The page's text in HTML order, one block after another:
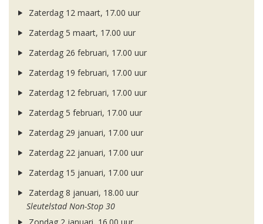
Zaterdag 12 maart, 17.00 uur
Zaterdag 5 maart, 17.00 uur
Zaterdag 26 februari, 17.00 uur
Zaterdag 19 februari, 17.00 uur
Zaterdag 12 februari, 17.00 uur
Zaterdag 5 februari, 17.00 uur
Zaterdag 29 januari, 17.00 uur
Zaterdag 22 januari, 17.00 uur
Zaterdag 15 januari, 17.00 uur
Zaterdag 8 januari, 18.00 uur
Sleutelstad Non-Stop 30